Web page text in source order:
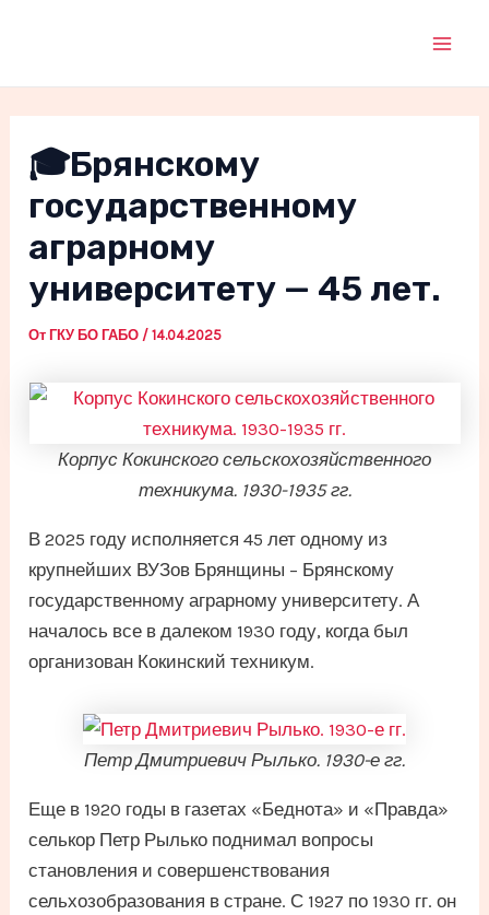
🎓Брянскому
государственному
аграрному
университету — 45 лет.
От ГКУ БО ГАБО /14.04.2025
Корпус Кокинского сельскохозяйственного
техникума. 1930-1935 гг.
В 2025 году исполняется 45 лет одному из
крупнейших ВУЗов Брянщины – Брянскому
государственному аграрному университету. А
началось все в далеком 1930 году, когда был
организован Кокинский техникум.
Петр Дмитриевич Рылько. 1930-е гг.
Еще в 1920 годы в газетах «Беднота» и «Правда»
селькор Петр Рылько поднимал вопросы
становления и совершенствования
сельхозобразования в стране. С 1927 по 1930 гг. он